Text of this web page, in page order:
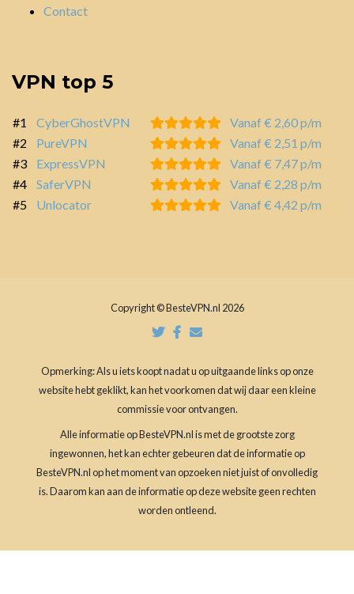
Contact
VPN top 5
#1 CyberGhostVPN
Vanaf € 2,60 p/m
#2
PureVPN
Vanaf € 2,51 p/m
#3
ExpressVPN
Vanaf € 7,47 p/m
#4
SaferVPN
Vanaf € 2,28 p/m
#5
Unlocator Vanaf € 4,42 p/m
Copyright © BesteVPN.nl 2026
Opmerking: Als u iets koopt nadat u op uitgaande links op onze
website hebt geklikt, kan het voorkomen dat wij daar een kleine
commissie voor ontvangen.
Alle informatie op BesteVPN.nl is met de grootste zorg
ingewonnen, het kan echter gebeuren dat de informatie op
BesteVPN.nl op het moment van opzoeken niet juist of onvolledig
is. Daarom kan aan de informatie op deze website geen rechten
worden ontleend.